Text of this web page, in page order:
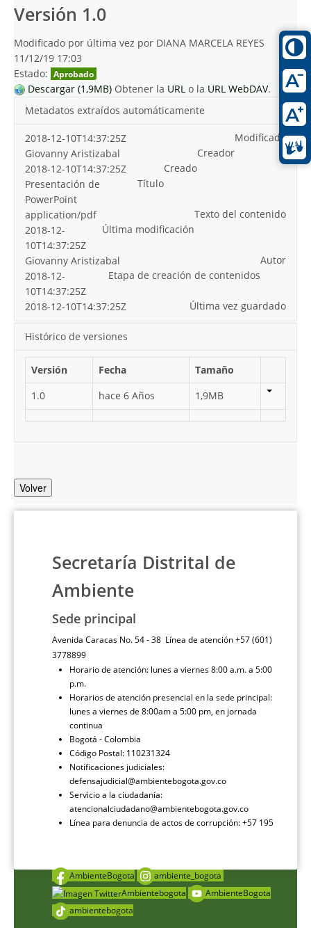
Versión 1.0
Modificado por última vez por DIANA MARCELA REYES
11/12/19 17:03
Estado: Aprobado
Descargar (1,9MB) Obtener la URL o la URL WebDAV.
Metadatos extraídos automáticamente
Modificado
2018-12-10T14:37:25Z
Creador
Giovanny Aristizabal
Creado
2018-12-10T14:37:25Z
Título
Presentación de
PowerPoint
Texto del contenido
application/pdf
Última modificación
2018-12-
10T14:37:25Z
Autor
Giovanny Aristizabal
Etapa de creación de contenidos
2018-12-
10T14:37:25Z
Última vez guardado
2018-12-10T14:37:25Z
Histórico de versiones
Versión Fecha
Tamaño
1.0
hace 6 Años 1,9MB
Volver
Secretaría Distrital de
Ambiente
Sede principal
Avenida Caracas No. 54 - 38 Línea de atención +57 (601)
3778899
Horario de atención: lunes a viernes 8:00 a.m. a 5:00
p.m.
Horarios de atención presencial en la sede principal:
lunes a viernes de 8:00am a 5:00 pm, en jornada
continua
Bogotá - Colombia
Código Postal: 110231324
Notificaciones judiciales:
defensajudicial@ambientebogota.gov.co
Servicio a la ciudadanía:
atencionalciudadano@ambientebogota.gov.co
Línea para denuncia de actos de corrupción: +57 195
AmbienteBogota
ambiente_bogota
Ambientebogota
AmbienteBogota
ambientebogota